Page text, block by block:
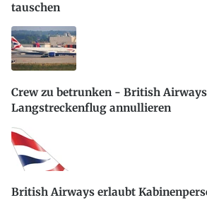
tauschen
Crew zu betrunken - British
Langstreckenflug annullieren
British Airways erlaubt